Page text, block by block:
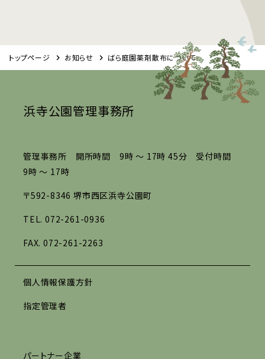
トップページ お知らせ ばら庭園薬剤散布について
浜寺公園管理事務所
管理事務所 開所時間 9時 ～ 17時 45分 受付時間
9時 ～ 17時
〒592-8346 堺市西区浜寺公園町
TEL. 072-261-0936
FAX. 072-261-2263
個人情報保護方針
指定管理者
パートナー企業